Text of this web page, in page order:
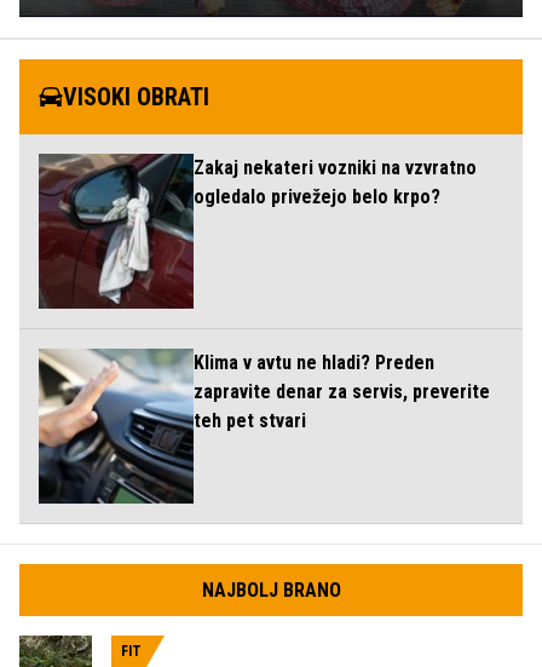
VISOKI OBRATI
Zakaj nekateri vozniki na vzvratno
ogledalo privežejo belo krpo?
Klima v avtu ne hladi? Preden
zapravite denar za servis, preverite
teh pet stvari
NAJBOLJ BRANO
FIT